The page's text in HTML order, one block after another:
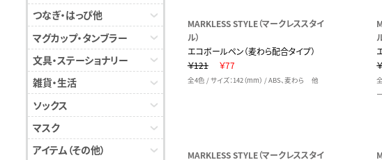
つなぎ・はっぴ他
マグカップ・タンブラー
文具・ステーショナリー
雑貨・生活
ソックス
マスク
アイテム（その他）
MARKLESS STYLE（マークレススタイ
ル）
エコボールペン（麦わら配合タイプ）
￥121
￥77
全4色 / サイズ：142（mm） / ABS、麦わら 他
MARKLESS STYLE（マークレススタイ